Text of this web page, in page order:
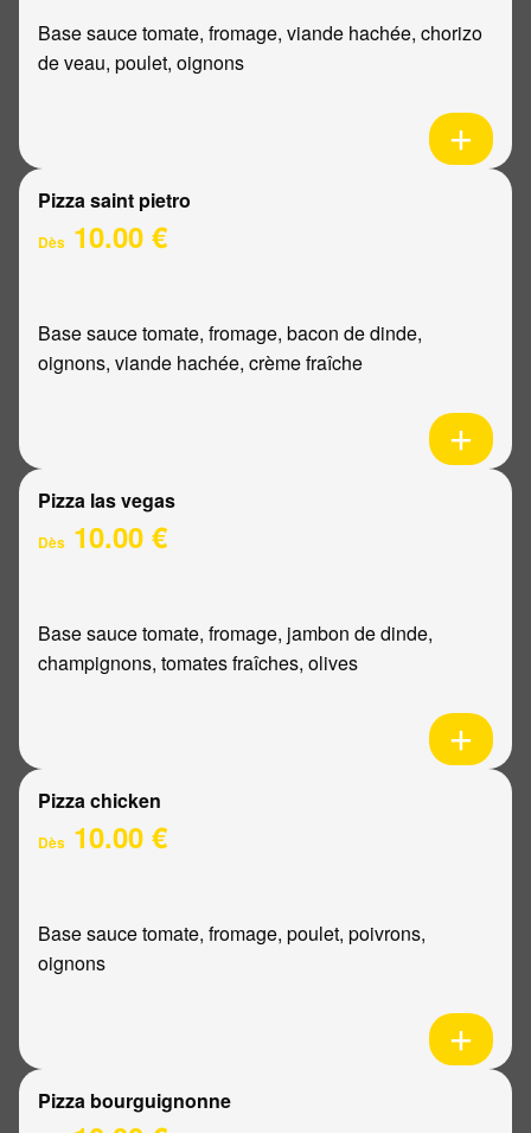
Base sauce tomate, fromage, viande hachée, chorizo
de veau, poulet, oignons
Pizza saint pietro
Dès 10.00 €
Base sauce tomate, fromage, bacon de dinde,
oignons, viande hachée, crème fraîche
Pizza las vegas
Dès 10.00 €
Base sauce tomate, fromage, jambon de dinde,
champignons, tomates fraîches, olives
Pizza chicken
Dès 10.00 €
Base sauce tomate, fromage, poulet, poivrons,
oignons
Pizza bourguignonne